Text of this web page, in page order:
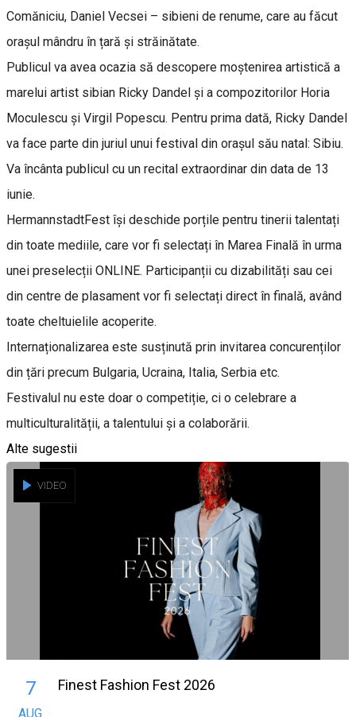
Comăniciu, Daniel Vecsei – sibieni de renume, care au făcut
orașul mândru în țară și străinătate.
Publicul va avea ocazia să descopere moștenirea artistică a
marelui artist sibian Ricky Dandel și a compozitorilor Horia
Moculescu și Virgil Popescu. Pentru prima dată, Ricky Dandel
va face parte din juriul unui festival din orașul său natal: Sibiu.
Va încânta publicul cu un recital extraordinar din data de 13
iunie.
HermannstadtFest își deschide porțile pentru tinerii talentați
din toate mediile, care vor fi selectați în Marea Finală în urma
unei preselecții ONLINE. Participanții cu dizabilități sau cei
din centre de plasament vor fi selectați direct în finală, având
toate cheltuielile acoperite.
Internaționalizarea este susținută prin invitarea concurenților
din țări precum Bulgaria, Ucraina, Italia, Serbia etc.
Festivalul nu este doar o competiție, ci o celebrare a
multiculturalității, a talentului și a colaborării.
Alte sugestii
VIDEO
7
AUG
Finest Fashion Fest 2026